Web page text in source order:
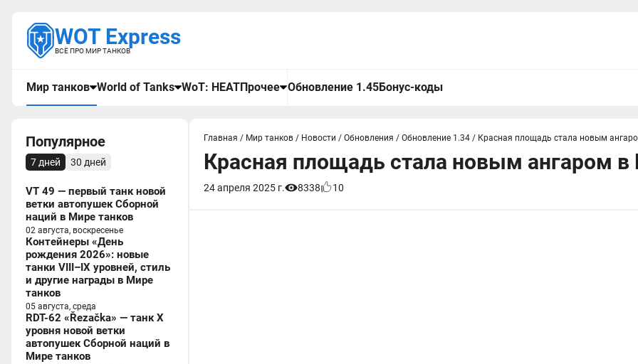
WOT Express
ВСЁ ПРО МИР ТАНКОВ
Мир танков World of Tanks WoT: HEATПрочее Обновление 1.45Бонус-коды
Популярное
7 дней 30 дней
VT 49 — первый танк новой
ветки автопушек Сборной
наций в Мире танков
02 августа, воскресенье
Контейнеры «День
рождения 2026»: новые
танки VIII–IX уровней, стиль
и другие награды в Мире
танков
05 августа, среда
RDT-62 «Řezačka» — танк X
уровня новой ветки
автопушек Сборной наций в
Мире танков
Главная / Мир танков / Новости / Обновления / Обновление 1.34 / Красная площадь стала новым
Красная площадь стала новым ангаром в
24 апреля 2025 г. 8338 10